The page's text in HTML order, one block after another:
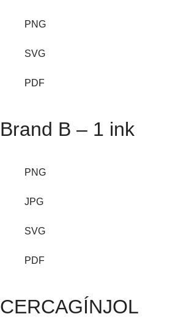
PNG
SVG
PDF
Brand B – 1 ink
PNG
JPG
SVG
PDF
CERCAGÍNJOL